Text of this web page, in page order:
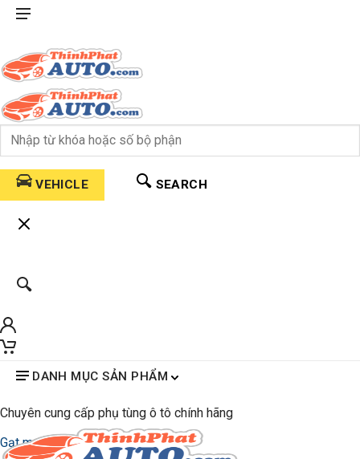
VEHICLE SEARCH
DANH MỤC SẢN PHẨM
Gạt mưa ô tô
Chuyên cung cấp phụ tùng ô tô chính hãng